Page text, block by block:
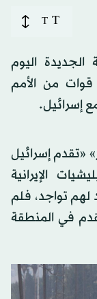
T
T
الجديدة اليوم
من الأمم
إسرائيل.
«تقدم إسرائيل
الإيرانية
تواجد، فلم
في المنطقة